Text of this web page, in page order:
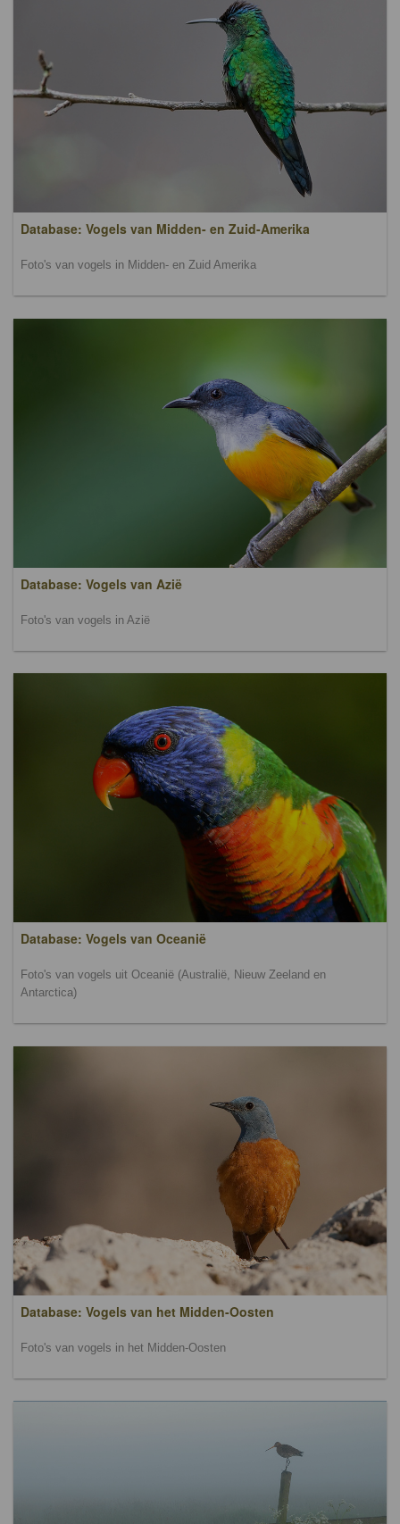
Database: Vogels van Midden- en Zuid-Amerika
Foto's van vogels in Midden- en Zuid Amerika
Database: Vogels van Azië
Foto's van vogels in Azië
Database: Vogels van Oceanië
Foto's van vogels uit Oceanië (Australië, Nieuw Zeeland en
Antarctica)
Database: Vogels van het Midden-Oosten
Foto's van vogels in het Midden-Oosten